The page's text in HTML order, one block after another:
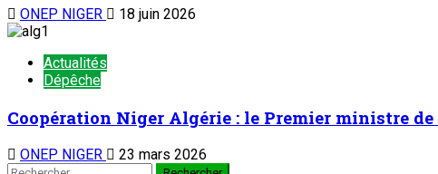
ONEP NIGER 18 juin 2026
Actualités
Dépêche
Coopération Niger Algérie : le Premier ministre
ONEP NIGER 23 mars 2026